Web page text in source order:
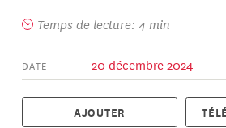
Temps de lecture: 4 min
DATE 20 décembre 2024
AJOUTER